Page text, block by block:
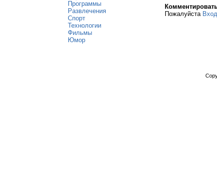
Программы
Развлечения
Спорт
Технологии
Фильмы
Юмор
Пожалуйста Вход